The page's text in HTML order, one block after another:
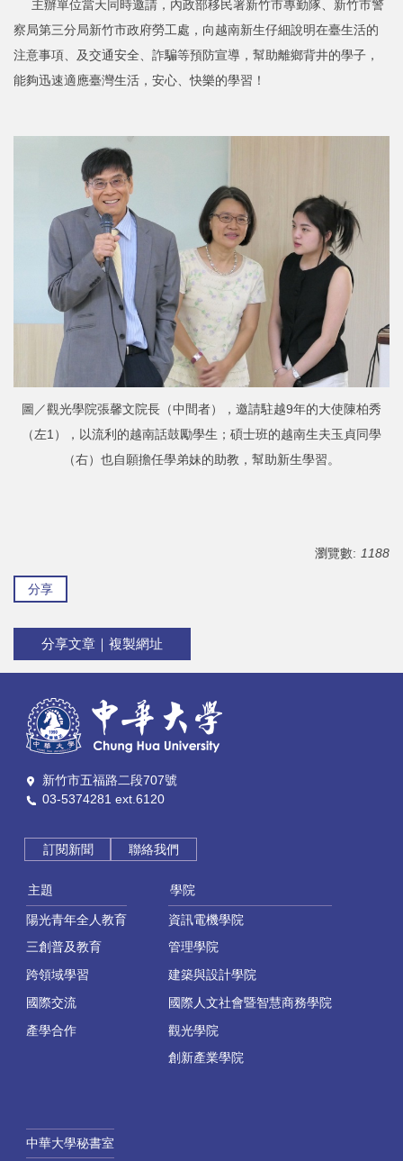
主辦單位當天同時邀請，內政部移民署新竹市專勤隊、新竹市警
察局第三分局新竹市政府勞工處，向越南新生仔細說明在臺生活的
注意事項、及交通安全、詐騙等預防宣導，幫助離鄉背井的學子，
能夠迅速適應臺灣生活，安心、快樂的學習！
圖／觀光學院張馨文院長（中間者），邀請駐越9年的大使陳柏秀
（左1），以流利的越南話鼓勵學生；碩士班的越南生夫玉貞同學
（右）也自願擔任學弟妹的助教，幫助新生學習。
瀏覽數: 1188
分享
分享文章｜複製網址
新竹市五福路二段707號
03-5374281 ext.6120
訂閱新聞 聯絡我們
主題
陽光青年全人教育
三創普及教育
跨領域學習
國際交流
產學合作
學院
資訊電機學院
管理學院
建築與設計學院
國際人文社會暨智慧商務學院
觀光學院
創新產業學院
中華大學秘書室